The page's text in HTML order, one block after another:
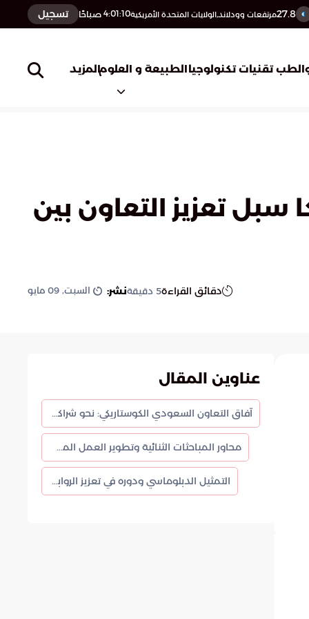
27.8مرتفعات وودلاند,الولايات المتحدة الأمريكية4:01:11 صباحًا تسجيل
تقنيات تكنولوجياالطبيعة و العلومالمزيد
سبل تعزيز التعاون بين
دقائق القراءة5 دقيقةنشر: السبت, 09 مايو
عناوين المقال
آفاق التعاون السعودي الكوستاريكي: نحو شراكة إستراتيجية ومستدامة
محاور المباحثات الثنائية وتطوير العمل المشترك
التمثيل الدبلوماسي ودوره في تعزيز الروابط